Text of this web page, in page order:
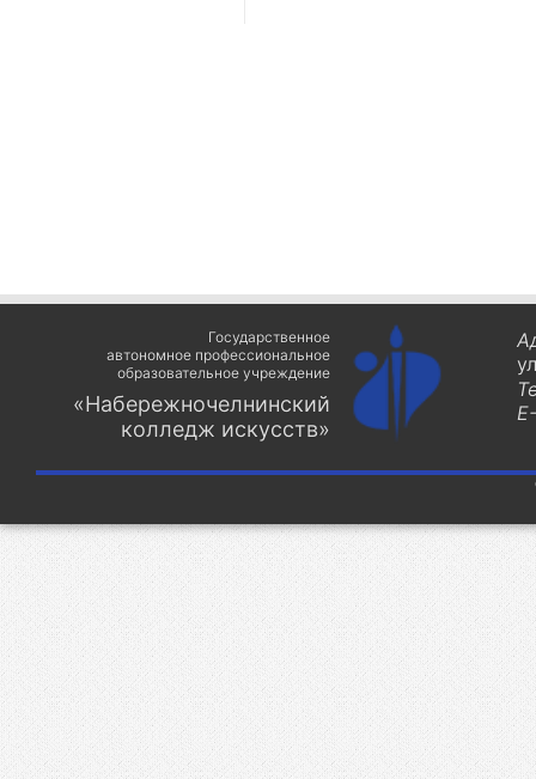
Государственное
автономное профессиональное
образовательное учреждение
«Набережночелнинский
колледж искусств»